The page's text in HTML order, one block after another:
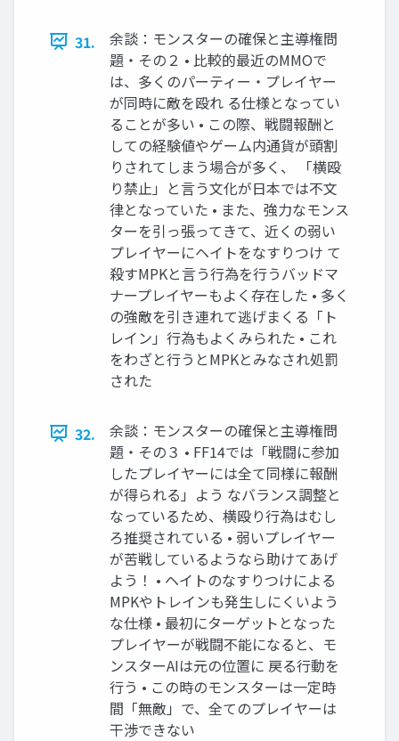
31.
余談：モンスターの確保と主導権問
題・その２ • 比較的最近のMMOで
は、多くのパーティー・プレイヤー
が同時に敵を殴れ る仕様となってい
ることが多い • この際、戦闘報酬と
しての経験値やゲーム内通貨が頭割
りされてしまう場合が多く、 「横殴
り禁止」と言う文化が日本では不文
律となっていた • また、強力なモンス
ターを引っ張ってきて、近くの弱い
プレイヤーにヘイトをなすりつけ て
殺すMPKと言う行為を行うバッドマ
ナープレイヤーもよく存在した • 多く
の強敵を引き連れて逃げまくる「ト
レイン」行為もよくみられた • これ
をわざと行うとMPKとみなされ処罰
された
32.
余談：モンスターの確保と主導権問
題・その３ • FF14では「戦闘に参加
したプレイヤーには全て同様に報酬
が得られる」よう なバランス調整と
なっているため、横殴り行為はむし
ろ推奨されている • 弱いプレイヤー
が苦戦しているようなら助けてあげ
よう！ • ヘイトのなすりつけによる
MPKやトレインも発生しにくいよう
な仕様 • 最初にターゲットとなった
プレイヤーが戦闘不能になると、モ
ンスターAIは元の位置に 戻る行動を
行う • この時のモンスターは一定時
間「無敵」で、全てのプレイヤーは
干渉できない